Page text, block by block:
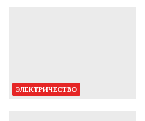
ЭЛЕКТРИЧЕСТВО